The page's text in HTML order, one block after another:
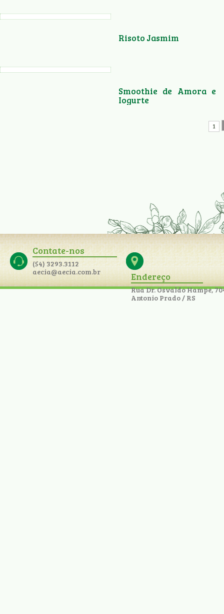
Risoto Jasmim
Smoothie de Amora e
Iogurte
1
Contate-nos
(54) 3293.3112
aecia@aecia.com.br
Endereço
Rua Dr. Osvaldo Hampe,
Antonio Prado / RS